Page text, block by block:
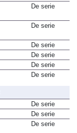
De serie
De serie
De serie
De serie
De serie
De serie
De serie
De serie
De serie